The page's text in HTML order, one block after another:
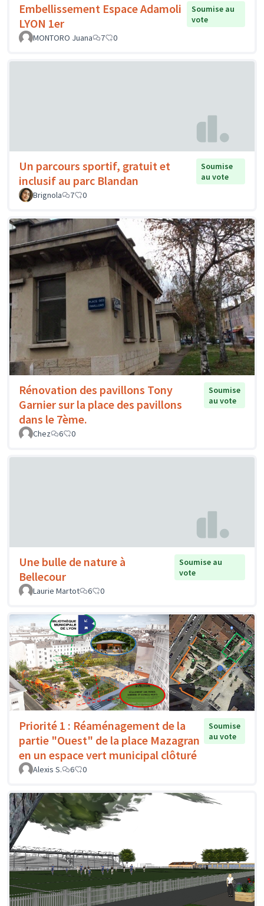
Embellissement Espace Adamoli
LYON 1er
Soumise au
vote
MONTORO Juana
7 0
Un parcours sportif, gratuit et
inclusif au parc Blandan
Soumise
au vote
Brignola
7 0
Rénovation des pavillons Tony
Garnier sur la place des pavillons
dans le 7ème.
Soumise
au vote
Chez 6 0
Une bulle de nature à
Bellecour
Soumise au
vote
Laurie Martot
6 0
Priorité 1 : Réaménagement de la
partie "Ouest" de la place Mazagran
en un espace vert municipal clôturé
Soumise
au vote
Alexis S. 6 0